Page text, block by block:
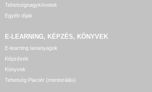
Tehetségnagykövetek
Egyéb díjak
E-LEARNING, KÉPZÉS, KÖNYVEK
E-learning tananyagok
Képzések
Könyvek
Tehetség Piactér (mentorálás)